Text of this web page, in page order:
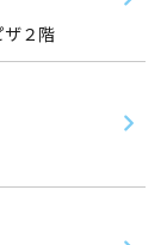
２階